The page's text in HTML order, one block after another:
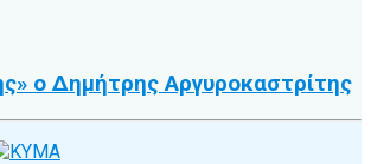
ο Δημήτρης Αργυροκαστρίτης